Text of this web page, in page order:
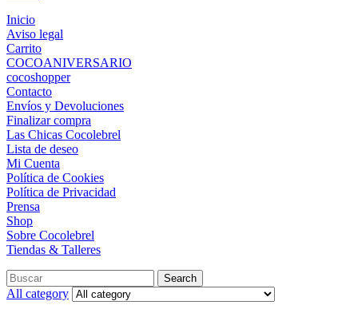
Inicio
Aviso legal
Carrito
COCOANIVERSARIO
cocoshopper
Contacto
Envíos y Devoluciones
Finalizar compra
Las Chicas Cocolebrel
Lista de deseo
Mi Cuenta
Política de Cookies
Política de Privacidad
Prensa
Shop
Sobre Cocolebrel
Tiendas & Talleres
Search
All category